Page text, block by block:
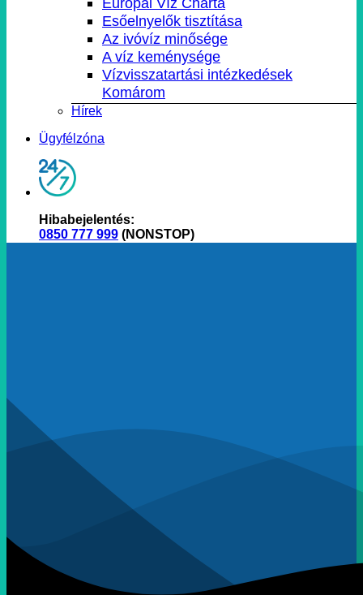
Esőelnyelők tisztítása
Az ivóvíz minősége
A víz keménysége
Vízvisszatartási intézkedések
Komárom
Hírek
Ügyfélzóna
Hibabejelentés:
0850 777 999 (NONSTOP)